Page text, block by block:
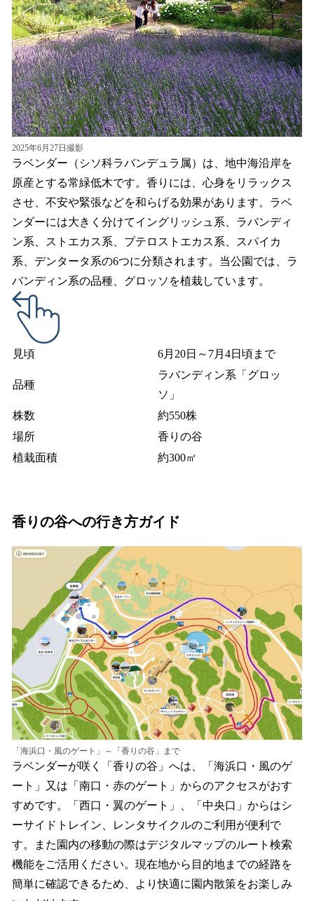
2025年6月27日撮影
ラベンダー（シソ科ラバンデュラ属）は、地中海沿岸を
原産とする常緑低木です。香りには、心身をリラックス
させ、不安や緊張などを和らげる効果があります。ラベ
ンダーには大きく分けてイングリッシュ系、ラバンディ
ン系、ストエカス系、プテロストエカス系、スパイカ
系、デンタータ系の6つに分類されます。当公園では、ラ
バンディン系の品種、グロッソを植栽しています。
見頃 6月20日～7月4日頃まで
品種
ラバンディン系「グロッ
ソ」
株数
約550株
場所
香りの谷
植栽面積
約300㎡
香りの谷への行き方ガイド
「海浜口・風のゲート」～「香りの谷」まで
ラベンダーが咲く「香りの谷」へは、「海浜口・風のゲ
ート」又は「南口・赤のゲート」からのアクセスがおす
すめです。「西口・翼のゲート」、「中央口」からはシ
ーサイドトレイン、レンタサイクルのご利用が便利で
す。また園内の移動の際はデジタルマップのルート検索
機能をご活用ください。現在地から目的地までの経路を
簡単に確認できるため、より快適に園内散策をお楽しみ